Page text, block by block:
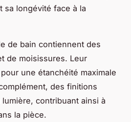
sa longévité face à la
de bain contiennent des
de moisissures. Leur
une étanchéité maximale
des finitions
contribuant ainsi à
la pièce.